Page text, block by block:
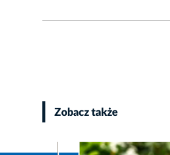
Zobacz także